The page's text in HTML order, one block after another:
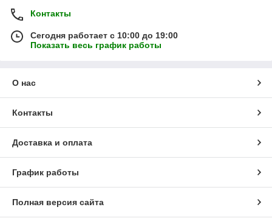
Контакты
Сегодня работает с 10:00 до 19:00
Показать весь график работы
О нас
Контакты
Доставка и оплата
График работы
Полная версия сайта